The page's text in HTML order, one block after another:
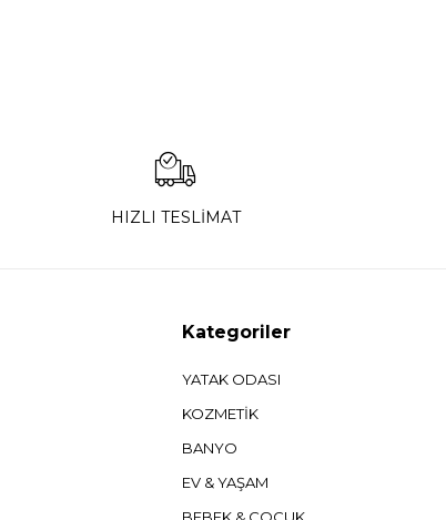
HIZLI TESLİMAT
Kategoriler
YATAK ODASI
KOZMETİK
BANYO
EV & YAŞAM